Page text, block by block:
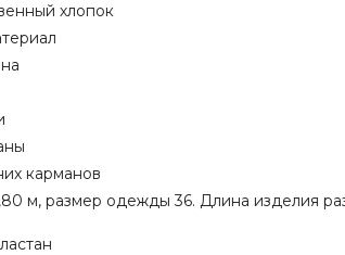
хлопок
карманов
м, размер одежды 36. Длина изделия